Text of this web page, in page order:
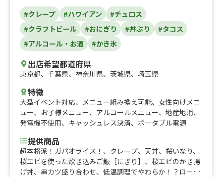
#クレープ #ハワイアン
#チュロス
#クラフトビール
#おにぎり #丼ぶり
#タコス
#アルコール・お酒
#かき氷
出店希望都道府県
東京都、 千葉県、 神奈川県、 茨城県、 埼玉県
特徴
大型イベント対応、 メニュー組み換え可能、 女性向けメニ
ュー、 お子様メニュー、 アルコールメニュー、 地産地消、
発電機不使用、 キャッシュレス決済、 ポータブル電源
提供商品
超本格派！ガパオライス！、クレープ、天丼、桜いなり、
桜エビを使った炊き込みご飯［にぎり］、桜エビのかき揚
げ丼、串カツ盛り合わせ、低温調理でやわらか！？ロース